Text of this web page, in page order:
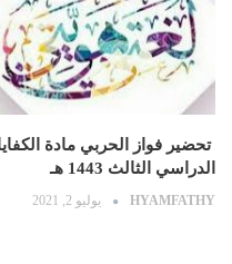
الدراسي الثالث 1443 هـ
HYAMFATHY يوليو 2, 2021